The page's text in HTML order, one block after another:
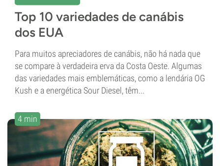
Top 10 variedades de canábis
dos EUA
Para muitos apreciadores de canábis, não há nada que
se compare à verdadeira erva da Costa Oeste. Algumas
das variedades mais emblemáticas, como a lendária OG
Kush e a energética Sour Diesel, têm...
4 min